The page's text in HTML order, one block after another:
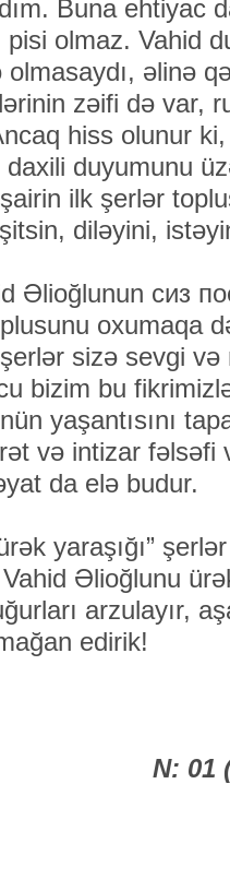
Buna ehtiyac
pisi olmaz. Vahid
olmasaydı, əlinə
zəifi də var,
hiss olunur
duyumunu
şairin ilk şerlər
diləyini,
Əlioğlunun сиз
oxumaqa
sizə sevgi
bizim bu
yaşantısını
və intizar fəlsəfi
da elə budur.
yaraşığı”
Əlioğlunu
arzulayır,
edi­rik!
N: 01